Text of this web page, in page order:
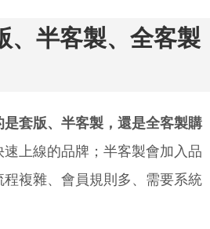
、半客製、全客製
套版、半客製，還是全客製購
上線的品牌；半客製會加入品
複雜、會員規則多、需要系統